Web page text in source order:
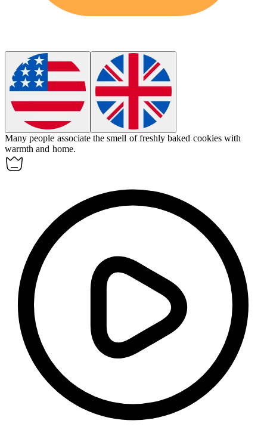
Many people associate the smell of freshly baked cookies with
warmth and home.